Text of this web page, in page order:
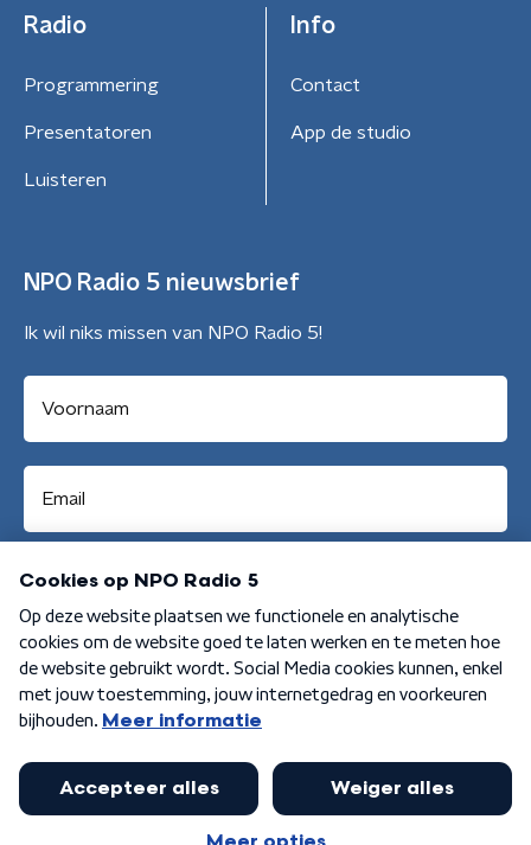
Radio
Programmering
Presentatoren
Luisteren
Info
Contact
App de studio
NPO Radio 5 nieuwsbrief
Ik wil niks missen van NPO Radio 5!
Aanmelden
Algemene voorwaarden